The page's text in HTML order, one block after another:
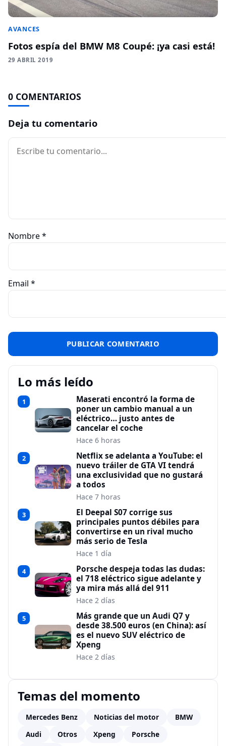
AVANCES
Fotos espía del BMW M8 Coupé: ¡ya casi está!
29 ABRIL 2019
0 COMENTARIOS
Deja tu comentario
Comentario
Nombre*
Email *
Lo más leído
1
Maserati encontró la forma de
poner un cambio manual a un
eléctrico… justo antes de
cancelar el coche
Hace 6 horas
2
Netflix se adelanta a YouTube: el
nuevo tráiler de GTA VI tendrá
una exclusividad que no gustará
a todos
Hace 7 horas
3
El Deepal S07 corrige sus
principales puntos débiles para
convertirse en un rival mucho
más serio de Tesla
Hace 1 día
4
Porsche despeja todas las dudas:
el 718 eléctrico sigue adelante y
ya mira más allá del 911
Hace 2 días
5
Más grande que un Audi Q7 y
desde 38.500 euros (en China): así
es el nuevo SUV eléctrico de
Xpeng
Hace 2 días
Temas del momento
Mercedes Benz Noticias del motor
BMW
Audi
Otros Xpeng Porsche